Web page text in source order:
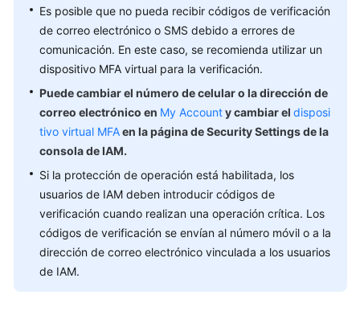
Es posible que no pueda recibir códigos de verificación
de correo electrónico o SMS debido a errores de
comunicación. En este caso, se recomienda utilizar un
dispositivo MFA virtual para la verificación.
Puede cambiar el número de celular o la dirección de
correo electrónico en My Accounty cambiar el disposi
tivo virtual MFAen la página de Security Settings de la
consola de IAM.
Si la protección de operación está habilitada, los
usuarios de IAM deben introducir códigos de
verificación cuando realizan una operación crítica. Los
códigos de verificación se envían al número móvil o a la
dirección de correo electrónico vinculada a los usuarios
de IAM.